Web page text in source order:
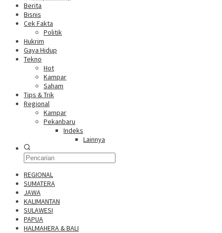
Berita
Bisnis
Cek Fakta
Politik
Hukrim
Gaya Hidup
Tekno
Hot
Kampar
Saham
Tips & Trik
Regional
Kampar
Pekanbaru
Indeks
Lainnya
REGIONAL
SUMATERA
JAWA
KALIMANTAN
SULAWESI
PAPUA
HALMAHERA & BALI